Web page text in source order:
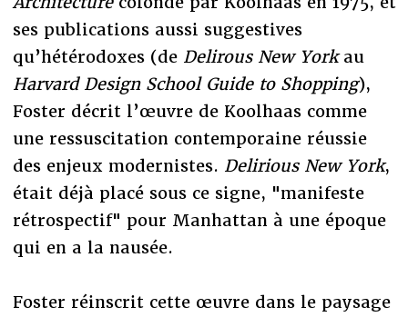
ses publications aussi suggestives
qu’hétérodoxes (de Delirous New Yorkau
Harvard Design School Guide to Shopping),
Foster décrit l’œuvre de Koolhaas comme
une ressuscitation contemporaine réussie
des enjeux modernistes. Delirious New York,
était déjà placé sous ce signe, "manifeste
rétrospectif" pour Manhattan à une époque
qui en a la nausée.
Foster réinscrit cette œuvre dans le paysage